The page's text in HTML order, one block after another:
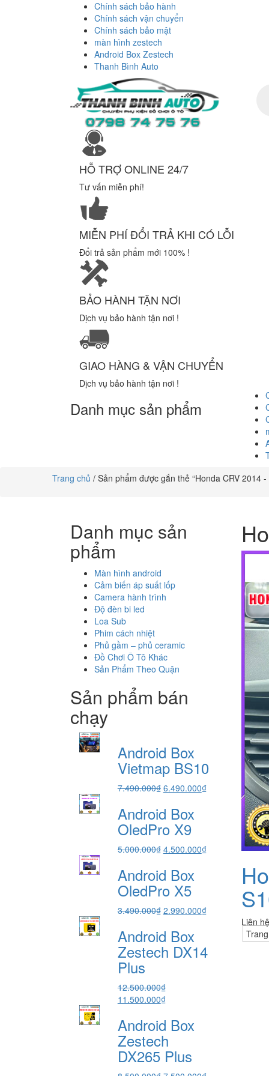
Chính sách bảo hành
Chính sách vận chuyển
Chính sách bảo mật
màn hình zestech
Android Box Zestech
Thanh Bình Auto
HỖ TRỢ ONLINE 24/7
Tư vấn miễn phí!
MIỄN PHÍ ĐỔI TRẢ KHI CÓ LỖI
Đổi trả sản phẩm mới 100% !
BẢO HÀNH TẬN NƠI
Dịch vụ bảo hành tận nơi !
GIAO HÀNG & VẬN CHUYỂN
Dịch vụ bảo hành tận nơi !
Danh mục sản phẩm
Trang chủ / Sản phẩm được gắn thẻ “Honda CRV 2014 -
Danh mục sản
phẩm
Màn hình android
Cảm biến áp suất lốp
Camera hành trình
Độ đèn bi led
Loa Sub
Phim cách nhiệt
Phủ gầm – phủ ceramic
Đồ Chơi Ô Tô Khác
Sản Phẩm Theo Quận
Sản phẩm bán
chạy
Android Box
Vietmap BS10
7.490.000₫ Giá
là:
7.490.000₫.
6.490.000₫Giá
6.490.000₫.
Android Box
OledPro X9
5.000.000₫ Giá
là:
5.000.000₫.
4.500.000₫Giá
4.500.000₫.
Android Box
OledPro X5
3.490.000₫ Giá
là:
3.490.000₫.
2.990.000₫Giá
là:
2.990.000₫.
Android Box
Zestech DX14
Plus
12.500.000₫
Giá
là:
12.500.000₫.
11.500.000₫Giá
tại
là:
11.500.000₫.
Android Box
Zestech
DX265 Plus
Liên hệ